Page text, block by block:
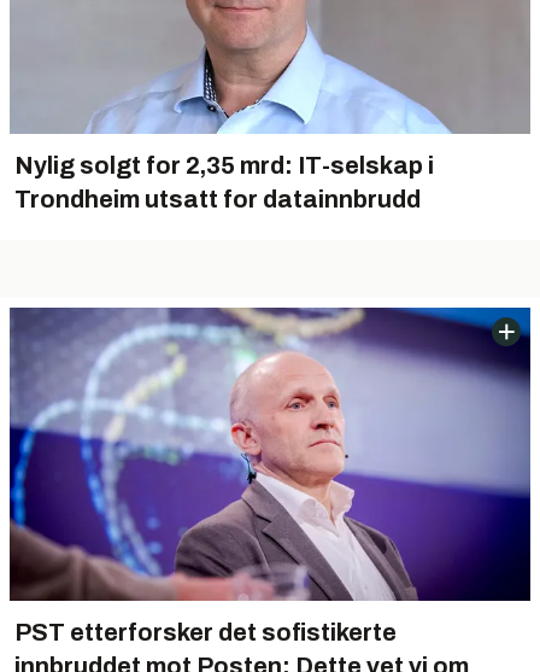
Nylig solgt for 2,35 mrd: IT-selskap i
Trondheim utsatt for datainnbrudd
PST etterforsker det sofistikerte
innbruddet mot Posten: Dette vet vi om